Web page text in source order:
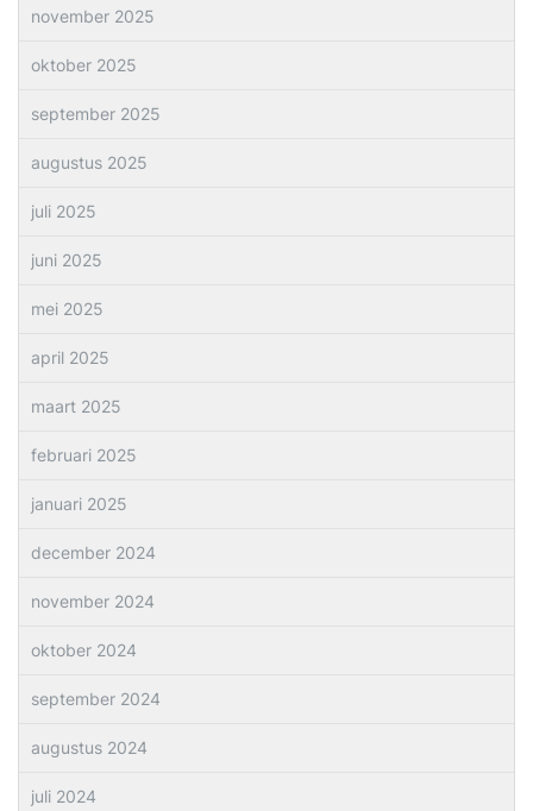
november 2025
oktober 2025
september 2025
augustus 2025
juli 2025
juni 2025
mei 2025
april 2025
maart 2025
februari 2025
januari 2025
december 2024
november 2024
oktober 2024
september 2024
augustus 2024
juli 2024